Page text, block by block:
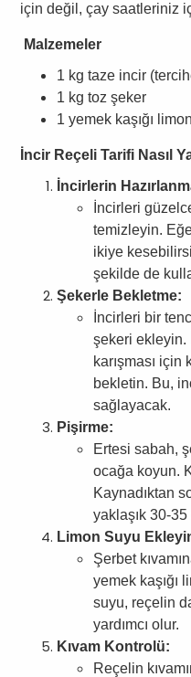
için değil, çay saatleriniz
Malzemeler
1 kg taze incir
1 kg toz şeker
1 yemek kaşığı
İncir Reçeli Tarifi Nasıl
İncirlerin
İncirleri
temizleyin.
ikiye
şekilde de
Şekerle Bekletme:
İncirleri bir
şekeri ekleyin.
karışması için
bekletin. Bu,
sağlayacak.
Pişirme:
Ertesi sabah,
ocağa koyun.
Kaynadıktan
yaklaşık 30-35
Limon Suyu
Şerbet
yemek kaşığı
suyu, reçelin
yardımcı olur.
Kıvam Kontrolü:
Reçelin